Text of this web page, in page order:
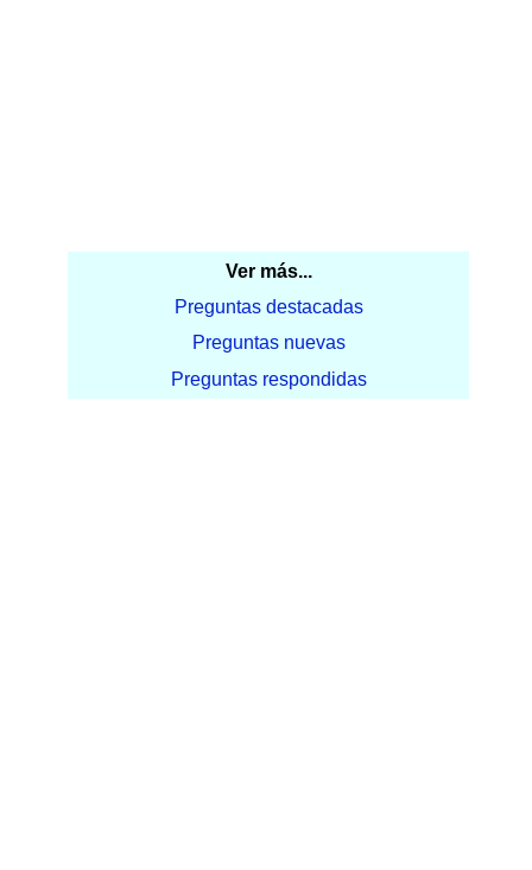
Ver más...
Preguntas destacadas
Preguntas nuevas
Preguntas respondidas